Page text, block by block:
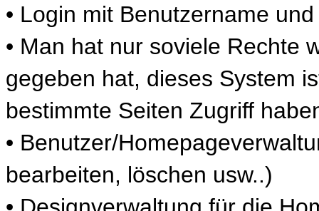
• Login mit Benutzername
• Man hat nur soviele Rechte
gegeben hat, dieses System
bestimmte Seiten Zugriff
• Benutzer/
bearbeiten, löschen usw..)